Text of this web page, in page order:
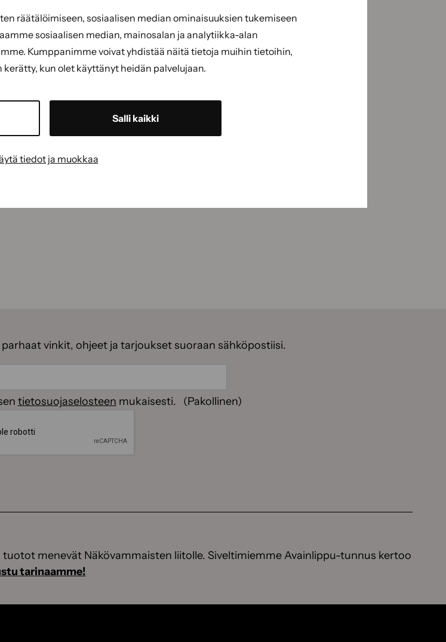
räätälöimiseen, sosiaalisen median ominaisuuksien tukemiseen
sosiaalisen median, mainosalan ja analytiikka-alan
Kumppanimme voivat yhdistää näitä tietoja muihin tietoihin,
kun olet käyttänyt heidän palvelujaan.
Salli kaikki
tiedot ja muokkaa
vinkit, ohjeet ja tarjoukset suoraan sähköpostiisi.
tietosuojaselosteen mukaisesti.
(Pakollinen)
menevät Näkövammaisten liitolle. Siveltimiemme Avainlippu-tunnus kertoo
tarinaamme!